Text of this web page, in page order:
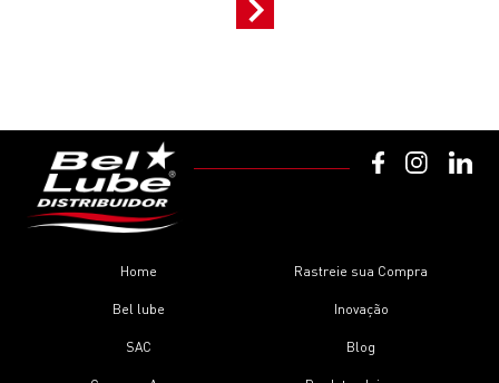
Home Rastreie sua Compra
Bel lube Inovação
SAC Blog